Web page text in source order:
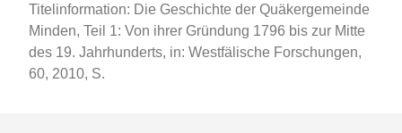
Titelinformation: Die Geschichte der Quäkergemeinde
Minden, Teil 1: Von ihrer Gründung 1796 bis zur Mitte
des 19. Jahrhunderts, in: Westfälische Forschungen,
60, 2010, S.